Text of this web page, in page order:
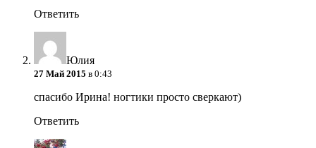
Ответить
Юлия
27 Май 2015 в 0:43
спасибо Ирина! ногтики просто сверкают)
Ответить